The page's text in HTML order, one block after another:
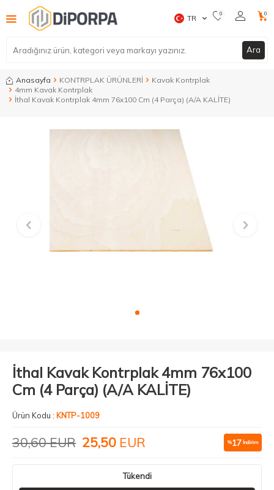
Ara
TR 0 0
Anasayfa KONTRPLAK ÜRÜNLERİ
Kavak Kontrplak
4mm Kavak Kontrplak
İthal Kavak Kontrplak 4mm 76x100 Cm (4 Parça) (A/A KALİTE)
İthal Kavak Kontrplak 4mm 76x100
Cm (4 Parça) (A/A KALİTE)
Ürün Kodu : KNTP-1009
30,60EUR 25,50 EUR %17 İndirim
Tükendi